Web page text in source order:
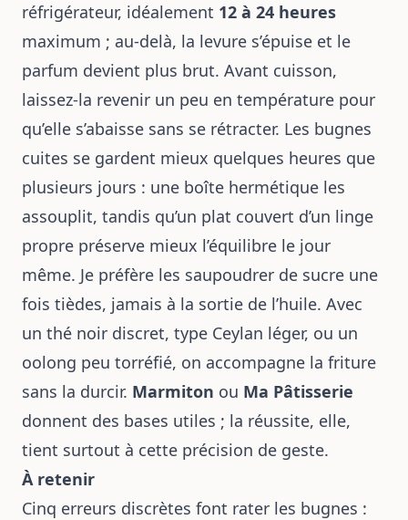
réfrigérateur, idéalement 12 à 24 heures
maximum ; au-delà, la levure s’épuise et le
parfum devient plus brut. Avant cuisson,
laissez-la revenir un peu en température pour
qu’elle s’abaisse sans se rétracter. Les bugnes
cuites se gardent mieux quelques heures que
plusieurs jours : une boîte hermétique les
assouplit, tandis qu’un plat couvert d’un linge
propre préserve mieux l’équilibre le jour
même. Je préfère les saupoudrer de sucre une
fois tièdes, jamais à la sortie de l’huile. Avec
un thé noir discret, type Ceylan léger, ou un
oolong peu torréfié, on accompagne la friture
sans la durcir. Marmiton ou Ma Pâtisserie
donnent des bases utiles ; la réussite, elle,
tient surtout à cette précision de geste.
À retenir
Cinq erreurs discrètes font rater les bugnes :